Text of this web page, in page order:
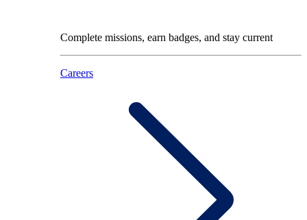
Complete missions, earn badges, and stay current
Careers